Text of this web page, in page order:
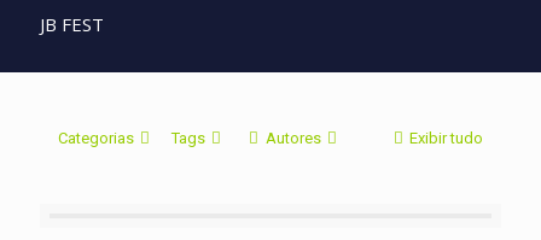
JB FEST
Categorias Tags Autores Exibir tudo